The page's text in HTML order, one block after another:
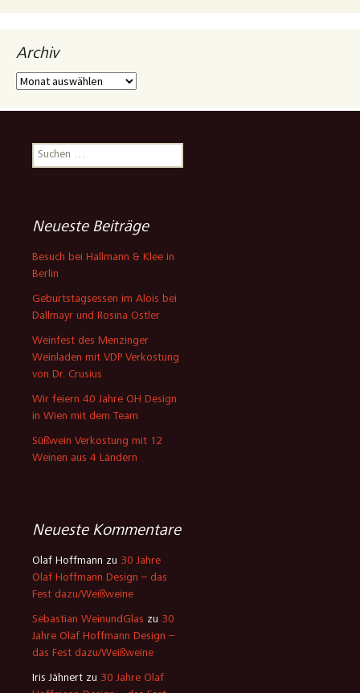
Archiv
Archiv
Suchen
nach:
Neueste Beiträge
Besuch bei Hallmann & Klee in
Berlin
Geburtstagsessen im Alois bei
Dallmayr und Rosina Ostler
Weinfest des Menzinger
Weinladen mit VDP Verkostung
von Dr. Crusius
Wir feiern 40 Jahre OH Design
in Wien mit dem Team
Süßwein Verkostung mit 12
Weinen aus 4 Ländern
Neueste Kommentare
Olaf Hoffmann zu 30 Jahre
Olaf Hoffmann Design – das
Fest dazu/Weißweine
Sebastian WeinundGlas zu 30
Jahre Olaf Hoffmann Design –
das Fest dazu/Weißweine
Iris Jähnert zu 30 Jahre Olaf